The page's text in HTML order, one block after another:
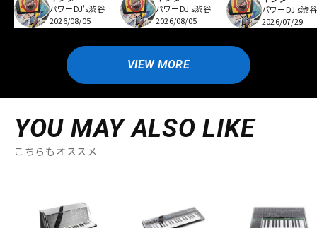
パワーDJ's渋谷
2026/08/05
パワーDJ's渋谷
2026/08/05
パワーDJ's渋谷
2026/07/29
VIEW MORE
YOU MAY ALSO LIKE
こちらもオススメ